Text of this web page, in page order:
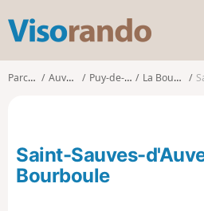
s
o
o
Parcours Auvergne Puy-de-Dôme La Bourboule
Saint-Sauves-
Bourboule